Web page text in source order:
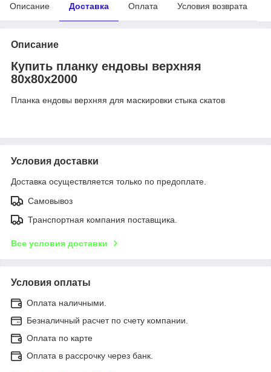
Описание Доставка Оплата Условия возврата
Описание
Купить планку ендовы верхняя
80х80х2000
Планка ендовы верхняя для маскировки стыка скатов
Условия доставки
Доставка осуществляется только по предоплате.
Самовывоз
Транспортная компания поставщика.
Все условия доставки
Условия оплаты
Оплата наличными.
Безналичный расчет по счету компании.
Оплата по карте
Оплата в рассрочку через банк.